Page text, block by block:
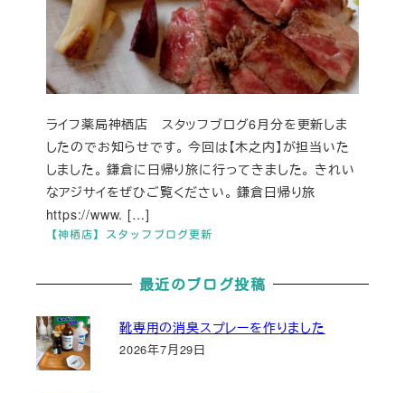
【神栖店】スタッフブログ更新
ライフ薬局神栖店 スタッフブログ6月分を更新しま
したのでお知らせです。 今回は【木之内】が担当いた
しました。 鎌倉に日帰り旅に行ってきました。 きれい
なアジサイをぜひご覧ください。 鎌倉日帰り旅
https://www. […]
最近のブログ投稿
靴専用の消臭スプレーを作りました
2026年7月29日